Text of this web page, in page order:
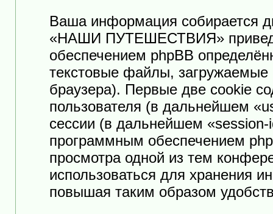
Ваша информация собирается
«НАШИ ПУТЕШЕСТВИЯ»
обеспечением phpBB
текстовые файлы,
браузера). Первые две cookie
пользователя (в дальнейшем
сессии (в дальнейшем
программным обеспечением
просмотра одной из тем
использоваться для хранения
повышая таким образом